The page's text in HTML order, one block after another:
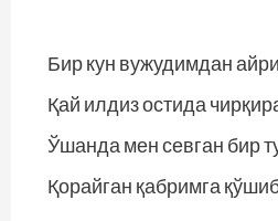
Бир кун вужудимдан
Қай илдиз остида
Ўшанда мен севган бир
Қорайган қабримга